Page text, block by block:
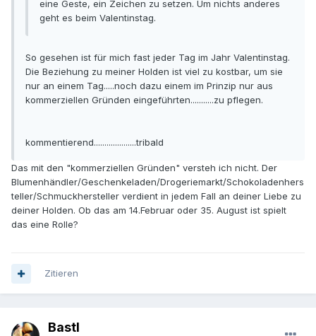
eine Geste, ein Zeichen zu setzen. Um nichts anderes
geht es beim Valentinstag.
So gesehen ist für mich fast jeder Tag im Jahr Valentinstag.
Die Beziehung zu meiner Holden ist viel zu kostbar, um sie
nur an einem Tag.....noch dazu einem im Prinzip nur aus
kommerziellen Gründen eingeführten...........zu pflegen.
kommentierend....................tribald
Das mit den "kommerziellen Gründen" versteh ich nicht. Der
Blumenhändler/Geschenkeladen/Drogeriemarkt/Schokoladenhers
teller/Schmuckhersteller verdient in jedem Fall an deiner Liebe zu
deiner Holden. Ob das am 14.Februar oder 35. August ist spielt
das eine Rolle?
Zitieren
Bastl